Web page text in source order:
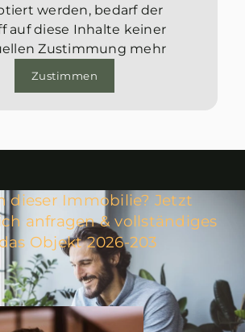
werden, bedarf der
auf diese Inhalte keiner
Zustimmung mehr
Zustimmen
dieser Immobilie? Jetzt
anfragen & vollständiges
Objekt 2026-203